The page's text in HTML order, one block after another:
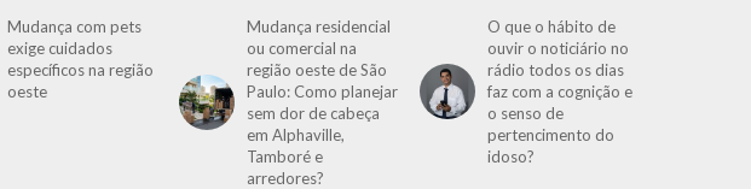
Mudança com pets
exige cuidados
específicos na região
oeste
Mudança residencial
ou comercial na
região oeste de São
Paulo: Como planejar
sem dor de cabeça
em Alphaville,
Tamboré e
arredores?
O que o hábito de
ouvir o noticiário no
rádio todos os dias
faz com a cognição e
o senso de
pertencimento do
idoso?